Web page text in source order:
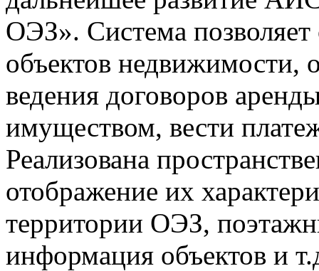
ОЭЗ». Система позволяет
объектов недвижимости,
ведения договоров
имуществом, вести
Реализована
отображение их
территории ОЭЗ,
информация объектов и